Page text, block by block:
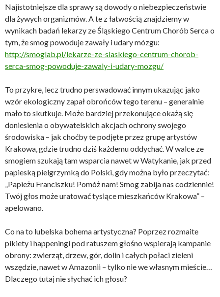
Najistotniejsze dla sprawy są dowody o niebezpieczeństwie
dla żywych organizmów. A te z łatwością znajdziemy w
wynikach badań lekarzy ze Śląskiego Centrum Chorób Serca o
tym, że smog powoduje zawały i udary mózgu:
http://smoglab.pl/lekarze-ze-slaskiego-centrum-chorob-
serca-smog-powoduje-zawaly-i-udary-mozgu/
To przykre, lecz trudno perswadować innym ukazując jako
wzór ekologiczny zapał obrońców tego terenu – generalnie
mało to skutkuje. Może bardziej przekonujące okażą się
doniesienia o obywatelskich akcjach ochrony swojego
środowiska – jak choćby te podjęte przez grupę artystów
Krakowa, gdzie trudno dziś każdemu oddychać. W walce ze
smogiem szukają tam wsparcia nawet w Watykanie, jak przed
papieską pielgrzymką do Polski, gdy można było przeczytać:
„Papieżu Franciszku! Pomóż nam! Smog zabija nas codziennie!
Twój głos może uratować tysiące mieszkańców Krakowa” –
apelowano.
Co na to lubelska bohema artystyczna? Poprzez rozmaite
pikiety i happeningi pod ratuszem głośno wspierają kampanie
obrony: zwierząt, drzew, gór, dolin i całych połaci zieleni
wszędzie, nawet w Amazonii – tylko nie we własnym mieście…
Dlaczego tutaj nie słychać ich głosu?